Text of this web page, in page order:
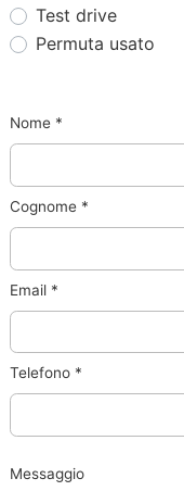
Test drive
Permuta usato
Nome *
Cognome *
Email *
Telefono *
Messaggio